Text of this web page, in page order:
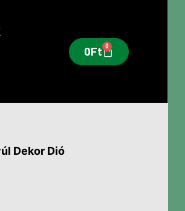
0Ft 0
Dekor Dió